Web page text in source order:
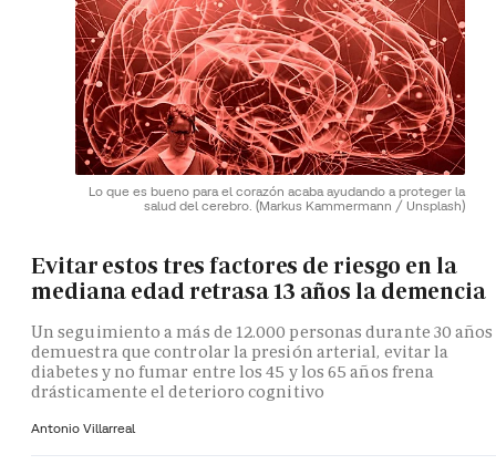
Lo que es bueno para el corazón acaba ayudando a proteger la
salud del cerebro. (Markus Kammermann / Unsplash)
Evitar estos tres factores de riesgo en la
mediana edad retrasa 13 años la demencia
Un seguimiento a más de 12.000 personas durante 30 años
demuestra que controlar la presión arterial, evitar la
diabetes y no fumar entre los 45 y los 65 años frena
drásticamente el deterioro cognitivo
Antonio Villarreal